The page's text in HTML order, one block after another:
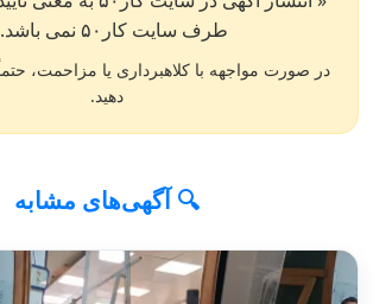
طرف سایت کار۵۰ نمی باشد. »
در صورت مواجهه با کلاهبرداری یا مزاحمت،
دهید.
🔍 آگهی‌های مشابه